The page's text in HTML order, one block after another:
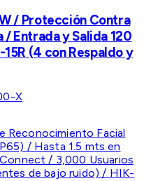
/ Protección Contra
Entrada y Salida 120
(4 con Respaldo y
X